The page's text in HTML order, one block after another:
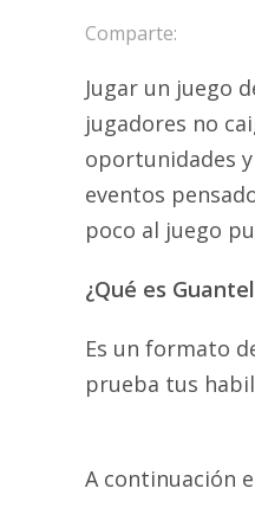
Comparte:
Jugar un juego
jugadores no
oportunidades
eventos
poco al juego
¿Qué es
Es un formato
prueba tus
A continuación